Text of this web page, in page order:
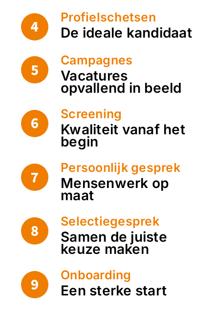
Profielschetsen
De ideale kandidaat
Campagnes
Vacatures
opvallend in beeld
Screening
Kwaliteit vanaf het
begin
Persoonlijk gesprek
Mensenwerk op
maat
Selectiegesprek
Samen de juiste
keuze maken
Onboarding
Een sterke start